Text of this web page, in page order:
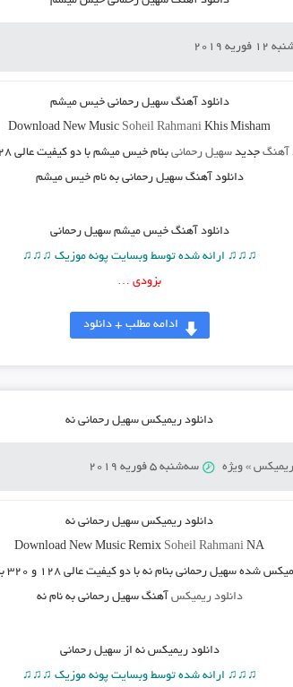
2019
دانلود آهنگ سهیل رحمانی خیس میشم
Download New Music Soheil Rahmani Khis Misham
آهنگجدید سهیل رحمانیبنام خیس میشمبا دو کیفیت عالی ۱۲۸ و ۳۲۰
دانلود آهنگ سهیل رحمانی به نام خیس میشم
دانلود آهنگ خیس میشم سهیل رحمانی
♫♫♫ ارائه شده توسط وبسایت پونه موزیک ♫♫♫
بزودی …
ادامه مطلب + دانلود
دانلود ریمیکس سهیل رحمانی نه
ریمیکس» ویژه سه‌شنبه 5 فوریه 2019
دانلود ریمیکس سهیل رحمانی نه
Download New Music Remix Soheil Rahmani NA
شده سهیل رحمانی بنام نه با دو کیفیت عالی ۱۲۸ و ۳۲۰ به همراه متن آهنگ
دانلود ریمیکس آهنگ سهیل رحمانی به نام نه
دانلودریمیکس نه از سهیل رحمانی
♫♫♫ ارائه شده توسط وبسایت پونه موزیک ♫♫♫